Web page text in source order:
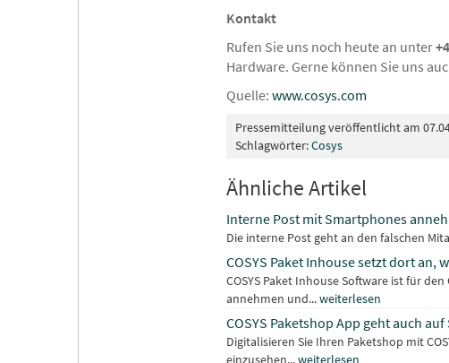
Kontakt
Rufen Sie uns noch heute an unter
Hardware. Gerne können Sie uns
Quelle: www.cosys.com
Pressemitteilung veröffentlicht am
Schlagwörter:Cosys
Ähnliche Artikel
Interne Post mit Smartphones
Die interne Post geht an den falschen
COSYS Paket Inhouse setzt dort an,
COSYS Paket Inhouse Software ist für
annehmen und...weiterlesen
COSYS Paketshop App geht auch
Digitalisieren Sie Ihren Paketshop mit
einzusehen...weiterlesen